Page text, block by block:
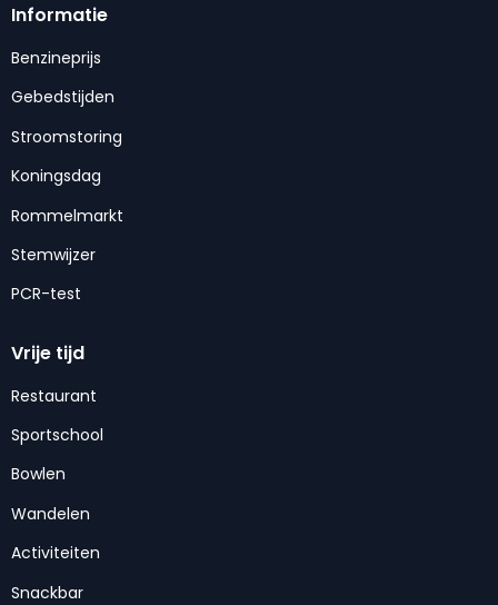
Informatie
Benzineprijs
Gebedstijden
Stroomstoring
Koningsdag
Rommelmarkt
Stemwijzer
PCR-test
Vrije tijd
Restaurant
Sportschool
Bowlen
Wandelen
Activiteiten
Snackbar